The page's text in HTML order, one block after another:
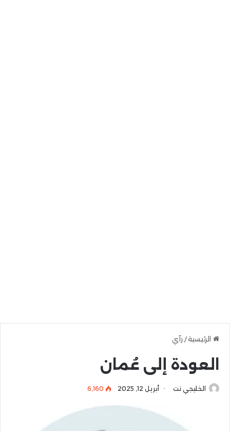
الرئيسية/ رآي
العودة إلى عُمان
الخليجي نت أبريل 12, 2025 6٬160